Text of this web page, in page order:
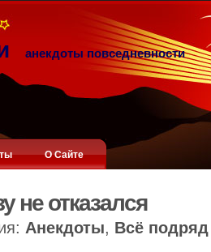
анекдоты повседневности
О Сайте
не отказался
Анекдоты, Всё подряд